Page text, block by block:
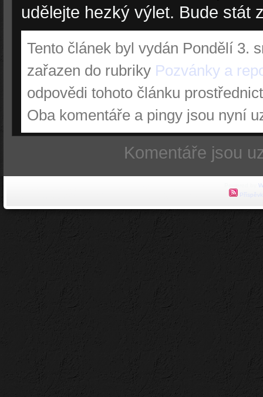
udělejte hezký výlet. Bude stát
Tento článek byl vydán Pondělí 3.
zařazen do rubriky Pozvánky a
odpovědi tohoto článku
Oba komentáře a pingy jsou nyní
Komentáře jsou